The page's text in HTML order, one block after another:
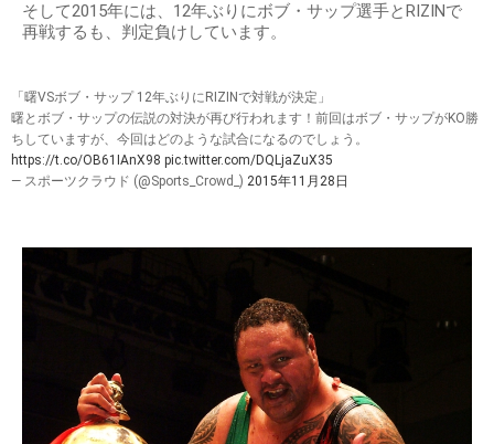
そして2015年には、12年ぶりにボブ・サップ選手とRIZINで
再戦するも、判定負けしています。
「曙VSボブ・サップ 12年ぶりにRIZINで対戦が決定」
曙とボブ・サップの伝説の対決が再び行われます！前回はボブ・サップがKO勝
ちしていますが、今回はどのような試合になるのでしょう。
https://t.co/OB61IAnX98 pic.twitter.com/DQLjaZuX35
— スポーツクラウド (@Sports_Crowd_) 2015年11月28日